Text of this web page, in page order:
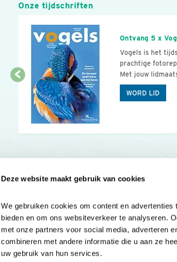
Deze website maakt gebruik van cookies
We gebruiken cookies om content en
bieden en om ons websiteverkeer te analyseren.
met onze partners voor social media, adverteren
combineren met andere informatie die u aan ze
uw gebruik van hun services.
Onze tijdschriften
Ontvang 5 x
Vogels is het
prachtige
Met jouw
WORD LID